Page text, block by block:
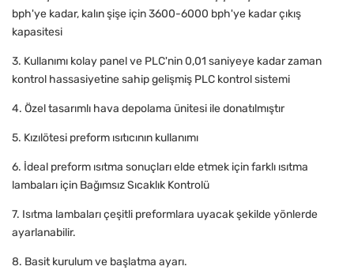
bph'ye kadar, kalın şişe için 3600-6000 bph'ye kadar çıkış
kapasitesi
3. Kullanımı kolay panel ve PLC'nin 0,01 saniyeye kadar zaman
kontrol hassasiyetine sahip gelişmiş PLC kontrol sistemi
4. Özel tasarımlı hava depolama ünitesi ile donatılmıştır
5. Kızılötesi preform ısıtıcının kullanımı
6. İdeal preform ısıtma sonuçları elde etmek için farklı ısıtma
lambaları için Bağımsız Sıcaklık Kontrolü
7. Isıtma lambaları çeşitli preformlara uyacak şekilde yönlerde
ayarlanabilir.
8. Basit kurulum ve başlatma ayarı.